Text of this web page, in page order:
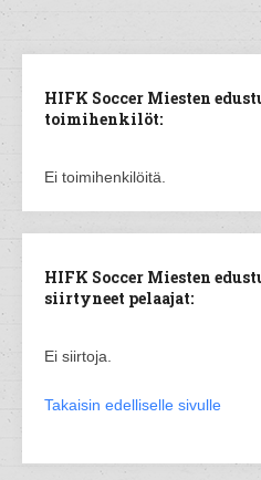
HIFK Soccer Miesten
toimihenkilöt:
Ei toimihenkilöitä.
HIFK Soccer Miesten
siirtyneet pelaajat:
Ei siirtoja.
Takaisin edelliselle sivulle